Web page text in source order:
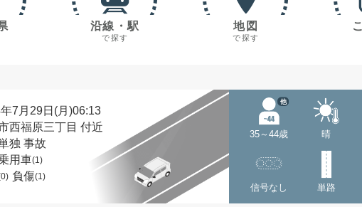
沿線・駅
で探す
地図
で探す
7月29日(月)06:13
西福原三丁目 付近
独 事故
用車(1)
負傷(1)
35～44歳
他
晴
信号なし 単路